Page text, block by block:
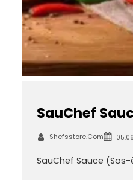
SauChef
Shefsstore.com
SauChef Sauce